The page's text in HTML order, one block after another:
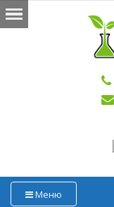
Меню